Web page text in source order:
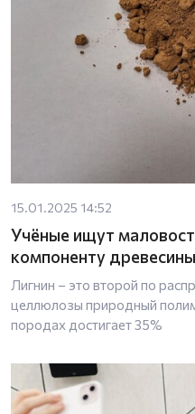
15.01.2025 14:52
Учёные ищут
компоненту
Лигнин – это второй по
целлюлозы природный
породах достигает 35%